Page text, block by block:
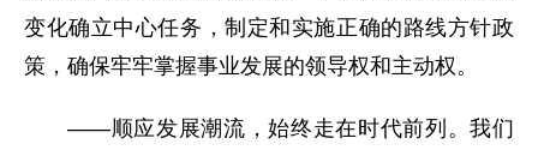
变化确立中心任务，制定和实施正确的路线方针政
策，确保牢牢掌握事业发展的领导权和主动权。
——顺应发展潮流，始终走在时代前列。我们